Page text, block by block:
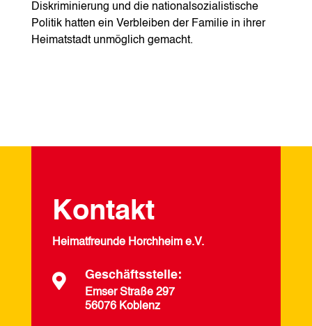
Diskriminierung und die nationalsozialistische
Politik hatten ein Verbleiben der Familie in ihrer
Heimatstadt unmöglich gemacht.
Kontakt
Heimatfreunde Horchheim e.V.
 Geschäftsstelle:
Emser Straße 297
56076 Koblenz